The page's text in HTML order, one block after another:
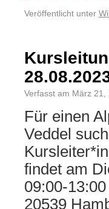
Veröffentlicht unter
Verfasst am März 21,
Für einen
Veddel
findet am
09:00-
20539